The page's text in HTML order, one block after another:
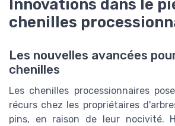
Innovations dans le
chenilles
Les nouvelles avancées
chenilles
Les chenilles processionnaires
récurs chez les propriétaires
pins, en raison de leur nocivité.